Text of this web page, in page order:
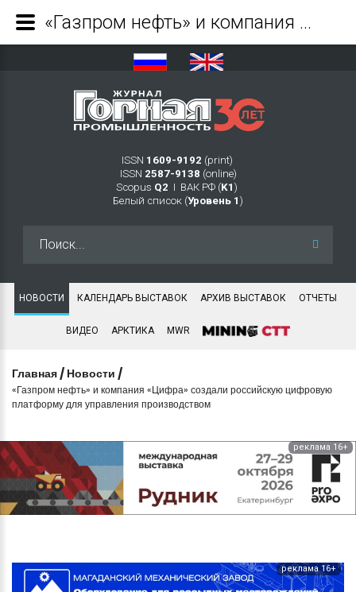
ISSN 1609-9192 (print)
ISSN 2587-9138 (online)
Scopus Q2 Ι ВАК РФ (K1 )
Белый список (Уровень 1 )
НОВОСТИ КАЛЕНДАРЬ ВЫСТАВОК АРХИВ ВЫСТАВОК ОТЧЕТЫ
ВИДЕО АРКТИКА MWR
Главная / Новости /
«Газпром нефть» и компания «Цифра» создали российскую цифровую
платформу для управления производством
реклама 16+
реклама 16+
«Газпром нефть» и компания «Цифра» создали российскую цифровую платформу для управления производством - Журнал Горная промышленность